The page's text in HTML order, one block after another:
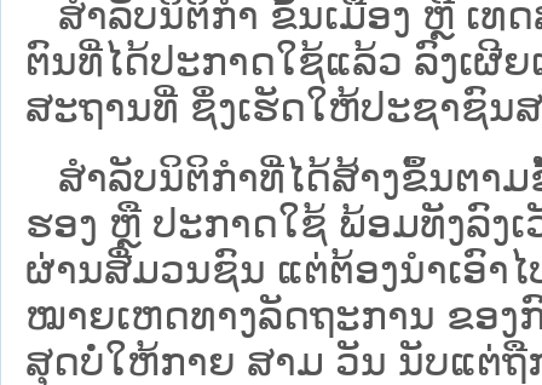
ສຳລັບນິ​ຕິ​ກຳ ຂັ້ນເມືອງ ຫຼື ເທ
ຕົນທີ່ໄດ້ປະກາດໃຊ້ແລ້ວ ລົງ​ເຜີ
ສະຖານທີ່ ຊຶ່ງເຮັດໃຫ້ປະຊາຊົນສ
ສໍາລັບນິຕິກໍາທີ່ໄດ້ສ້າງຂຶ້ນຕາ
ຮອງ ຫຼື ປະກາດໃຊ້ ພ້ອມທັງລົງ
ຜ່ານສື່ມວນຊົນ ແຕ່ຕ້ອງນໍາເອົາ
ໝາຍ​ເຫດ​ທາງ​ລັດ​ຖະ​ການ​ ຂອ
ສຸດບໍ່ໃຫ້ກາຍ ສາມ ວັນ ນັບແຕ່ຖື